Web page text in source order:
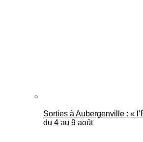
Sorties à Aubergenville : «
du 4 au 9 août